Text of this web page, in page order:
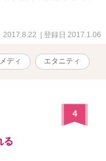
かオカンなんだかよく判
りなす、エロティカ
リス様と書籍化のお話が
2017.8.22 | 登録日 2017.1.06
ディ エタニティ
4
る